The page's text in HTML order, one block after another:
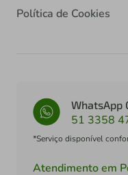
Política de Cookies
WhatsApp
51 3358
*Serviço disponível
Atendimento em